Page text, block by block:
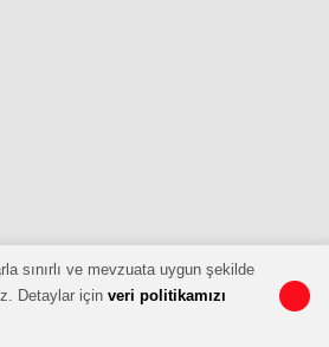
sınırlı ve mevzuata uygun şekilde
Detaylar için veri politikamızı